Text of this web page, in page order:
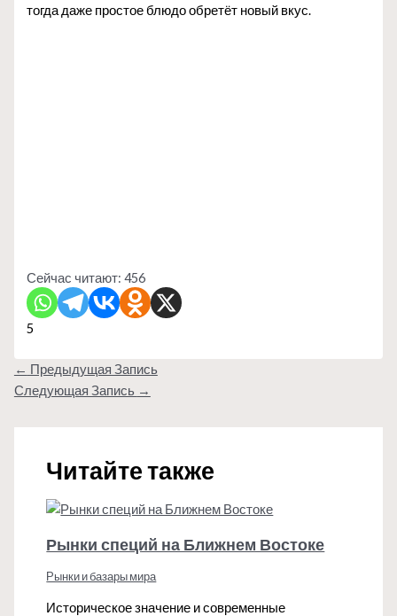
тогда даже простое блюдо обретёт новый вкус.
Сейчас читают: 456
5
← Предыдущая Запись
Следующая Запись →
Читайте также
Рынки специй на Ближнем Востоке
Рынки и базары мира
Историческое значение и современные